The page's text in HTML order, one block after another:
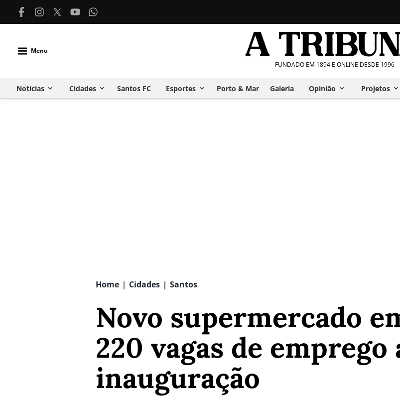
Menu
FUNDADO EM 1894 E ONLINE DESDE 1996
Notícias Cidades Santos FC Esportes Porto & Mar Galeria Opinião Projetos
Home | Cidades | Santos
Novo supermercado
220 vagas de emprego
inauguração